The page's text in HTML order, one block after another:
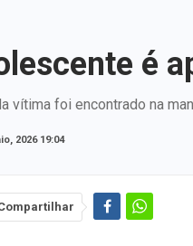
é
vítima foi encontrado na
2026 19:04